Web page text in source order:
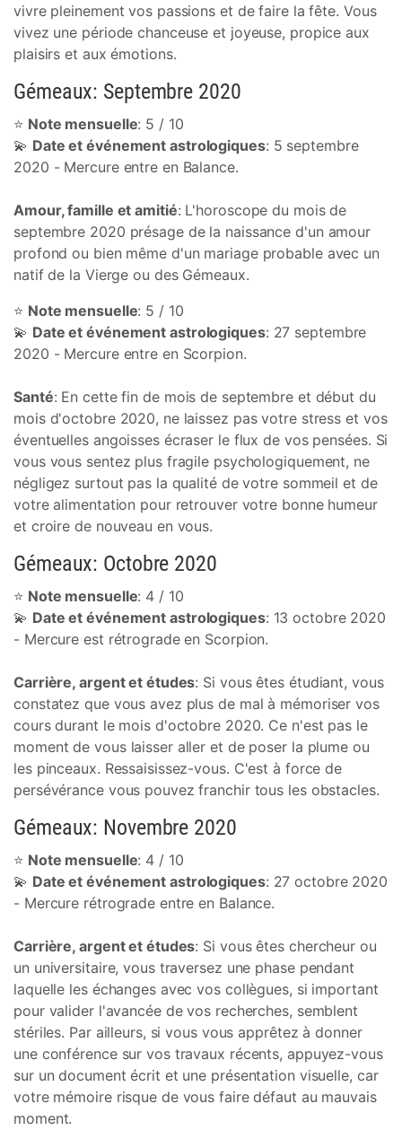
vivre pleinement vos passions et de faire la fête. Vous
vivez une période chanceuse et joyeuse, propice aux
plaisirs et aux émotions.
Gémeaux: Septembre 2020
⭐ Note mensuelle: 5 / 10
💫 Date et événement astrologiques: 5 septembre
2020 - Mercure entre en Balance.
Amour, famille et amitié: L'horoscope du mois de
septembre 2020 présage de la naissance d'un amour
profond ou bien même d'un mariage probable avec un
natif de la Vierge ou des Gémeaux.
⭐ Note mensuelle: 5 / 10
💫 Date et événement astrologiques: 27 septembre
2020 - Mercure entre en Scorpion.
Santé: En cette fin de mois de septembre et début du
mois d'octobre 2020, ne laissez pas votre stress et vos
éventuelles angoisses écraser le flux de vos pensées. Si
vous vous sentez plus fragile psychologiquement, ne
négligez surtout pas la qualité de votre sommeil et de
votre alimentation pour retrouver votre bonne humeur
et croire de nouveau en vous.
Gémeaux: Octobre 2020
⭐ Note mensuelle: 4 / 10
💫 Date et événement astrologiques: 13 octobre 2020
- Mercure est rétrograde en Scorpion.
Carrière, argent et études: Si vous êtes étudiant, vous
constatez que vous avez plus de mal à mémoriser vos
cours durant le mois d'octobre 2020. Ce n'est pas le
moment de vous laisser aller et de poser la plume ou
les pinceaux. Ressaisissez-vous. C'est à force de
persévérance vous pouvez franchir tous les obstacles.
Gémeaux: Novembre 2020
⭐ Note mensuelle: 4 / 10
💫 Date et événement astrologiques: 27 octobre 2020
- Mercure rétrograde entre en Balance.
Carrière, argent et études: Si vous êtes chercheur ou
un universitaire, vous traversez une phase pendant
laquelle les échanges avec vos collègues, si important
pour valider l'avancée de vos recherches, semblent
stériles. Par ailleurs, si vous vous apprêtez à donner
une conférence sur vos travaux récents, appuyez-vous
sur un document écrit et une présentation visuelle, car
votre mémoire risque de vous faire défaut au mauvais
moment.